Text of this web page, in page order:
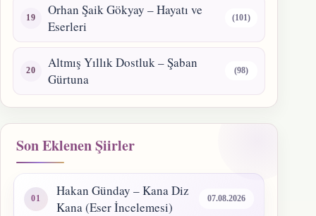
Orhan Şaik Gökyay – Hayatı ve
Eserleri
(101)
Altmış Yıllık Dostluk – Şaban
Gürtuna
(98)
Son Eklenen Şiirler
Hakan Günday – Kana Diz
Kana (Eser İncelemesi)
07.08.2026